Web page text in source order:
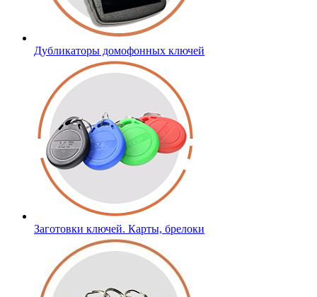
Дубликаторы домофонных ключей
Заготовки ключей. Карты, брелоки